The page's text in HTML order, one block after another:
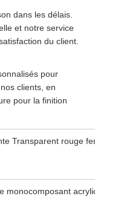
dans les délais.
et notre service
du client.
pour
clients, en
pour la finition
Transparent rouge fer
monocomposant acrylique